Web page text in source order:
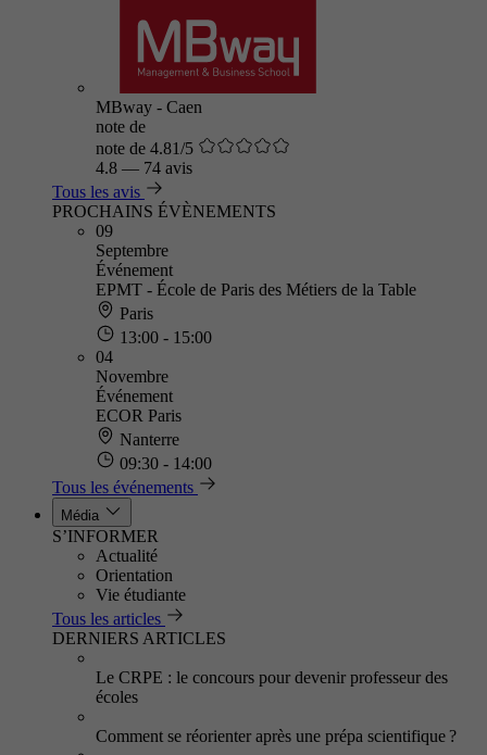
MBway - Caen
note de
note de 4.81/5
4.8 — 74 avis
Tous les avis
PROCHAINS ÉVÈNEMENTS
09
Septembre
Événement
EPMT - École de Paris des Métiers de la Table
Paris
13:00 - 15:00
04
Novembre
Événement
ECOR Paris
Nanterre
09:30 - 14:00
Tous les événements
Média
S’INFORMER
Actualité
Orientation
Vie étudiante
Tous les articles
DERNIERS ARTICLES
Le CRPE : le concours pour devenir professeur des
écoles
Comment se réorienter après une prépa scientifique ?